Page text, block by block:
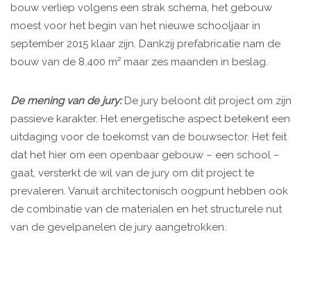
bouw verliep volgens een strak schema, het gebouw
moest voor het begin van het nieuwe schooljaar in
september 2015 klaar zijn. Dankzij prefabricatie nam de
bouw van de 8.400 m² maar zes maanden in beslag.
De mening van de jury: De jury beloont dit project om zijn
passieve karakter. Het energetische aspect betekent een
uitdaging voor de toekomst van de bouwsector. Het feit
dat het hier om een openbaar gebouw – een school –
gaat, versterkt de wil van de jury om dit project te
prevaleren. Vanuit architectonisch oogpunt hebben ook
de combinatie van de materialen en het structurele nut
van de gevelpanelen de jury aangetrokken.